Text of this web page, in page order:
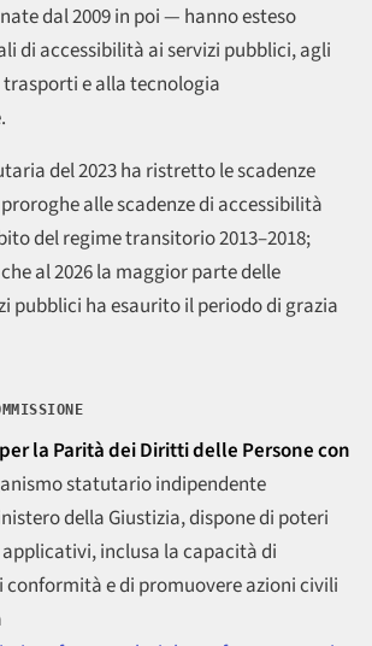
dal 2009 in poi — hanno esteso
di accessibilità ai servizi pubblici, agli
e alla tecnologia
del 2023 ha ristretto le scadenze
alle scadenze di accessibilità
del regime transitorio 2013–2018;
al 2026 la maggior parte delle
pubblici ha esaurito il periodo di grazia
la Parità dei Diritti delle Persone con
statutario indipendente
della Giustizia, dispone di poteri
inclusa la capacità di
e di promuovere azioni civili